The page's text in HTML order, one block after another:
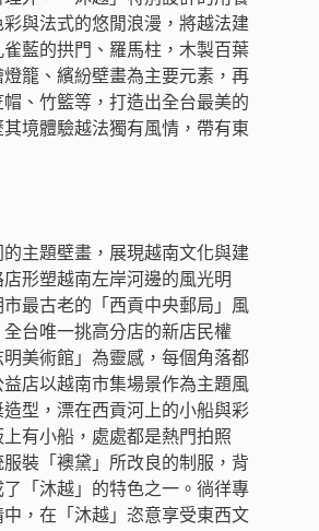
與法式的悠閒浪漫，將越法建
藍的拱門、羅馬柱，木製百葉
籠、繽紛壁畫為主要元素，再
、竹籃等，打造出全台最美的
境體驗越法獨有風情，帶有東
主題壁畫，展現越南文化與建
形塑越南左岸河邊的風光明
最古老的「西貢中央郵局」風
台唯一挑高分店的新店民權
美術館」為靈感，每個角落都
店以越南市集場景作為主題風
型，漂在西貢河上的小船與彩
有小船，處處都是熱門拍照
裝「襖黛」所改良的制服，背
「沐越」的特色之一。徜徉專
，在「沐越」恣意享受東西文